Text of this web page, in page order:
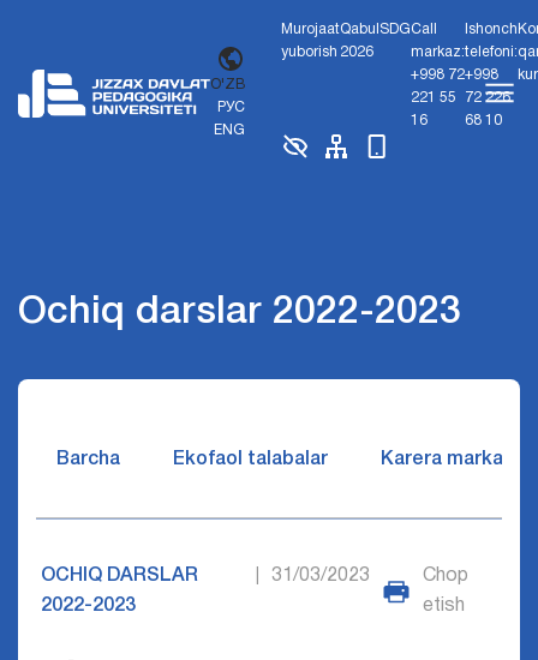
O'ZB
РУС
ENG
Murojaat
yuborish
Qabul
2026
SDGCall
markaz:
+998 72
221 55
16
Ishonch
telefoni:
+998
72 226
68 10
Ochiq darslar 2022-2023
Barcha Ekofaol talabalar Karera markazi
OCHIQ DARSLAR
2022-2023
31/03/2023
Chop
etish